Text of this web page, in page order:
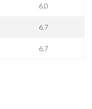
6.0
6.7
6.7